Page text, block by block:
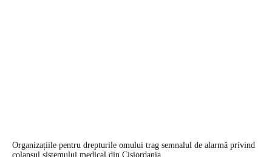
Organizațiile pentru drepturile omului trag semnalul de alarmă privind
colapsul sistemului medical din Cisiordania